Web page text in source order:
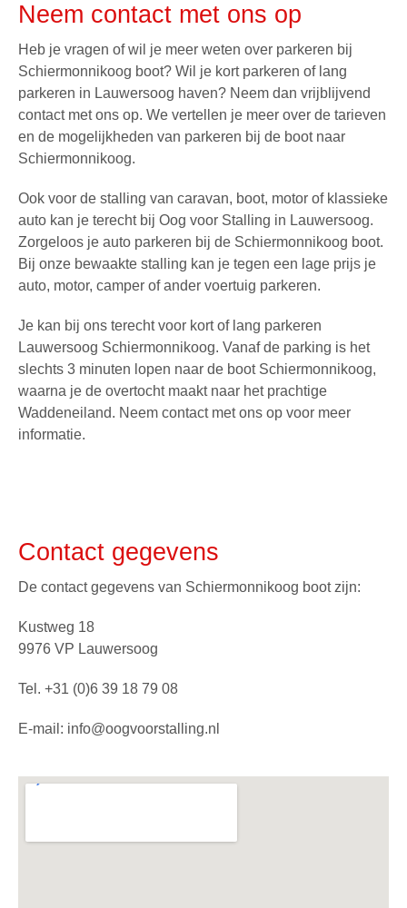
Neem contact met ons op
Heb je vragen of wil je meer weten over parkeren bij
Schiermonnikoog boot? Wil je kort parkeren of lang
parkeren in Lauwersoog haven? Neem dan vrijblijvend
contact met ons op. We vertellen je meer over de tarieven
en de mogelijkheden van parkeren bij de boot naar
Schiermonnikoog.
Ook voor de stalling van caravan, boot, motor of klassieke
auto kan je terecht bij Oog voor Stalling in Lauwersoog.
Zorgeloos je auto parkeren bij de Schiermonnikoog boot.
Bij onze bewaakte stalling kan je tegen een lage prijs je
auto, motor, camper of ander voertuig parkeren.
Je kan bij ons terecht voor kort of lang parkeren
Lauwersoog Schiermonnikoog. Vanaf de parking is het
slechts 3 minuten lopen naar de boot Schiermonnikoog,
waarna je de overtocht maakt naar het prachtige
Waddeneiland. Neem contact met ons op voor meer
informatie.
Contact gegevens
De contact gegevens van Schiermonnikoog boot zijn:
Kustweg 18
9976 VP Lauwersoog
Tel. +31 (0)6 39 18 79 08
E-mail: info@oogvoorstalling.nl